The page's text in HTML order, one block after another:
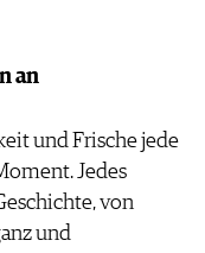
an
und Frische jede
Jedes
von
und